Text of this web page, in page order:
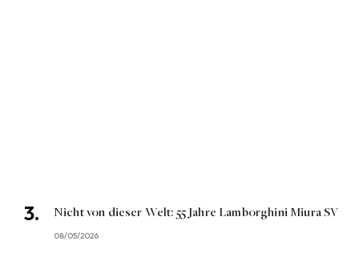
Nicht von dieser Welt: 55 Jahre Lamborghini Miura SV
08/05/2026